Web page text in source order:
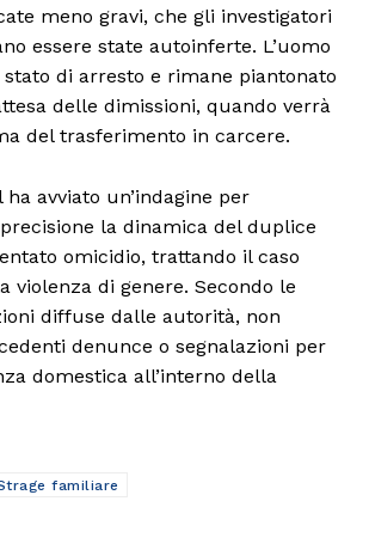
meno gravi, che gli investigatori
essere state autoinferte. L’uomo
di arresto e rimane piantonato
delle dimissioni, quando verrà
del trasferimento in carcere.
ha avviato un’indagine per
la dinamica del duplice
omicidio, trattando il caso
violenza di genere. Secondo le
diffuse dalle autorità, non
denunce o segnalazioni per
domestica all’interno della
familiare